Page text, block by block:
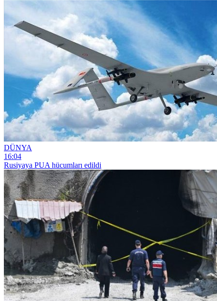
DÜNYA
16:04
Rusiyaya PUA hücumları edildi